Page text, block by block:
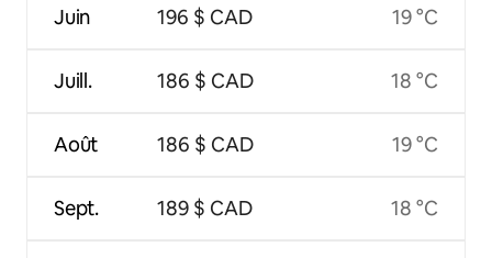
Juin
Juill.
Août
Sept.
196 $ CAD
186 $ CAD
186 $ CAD
189 $ CAD
19 °C
18 °C
19 °C
18 °C